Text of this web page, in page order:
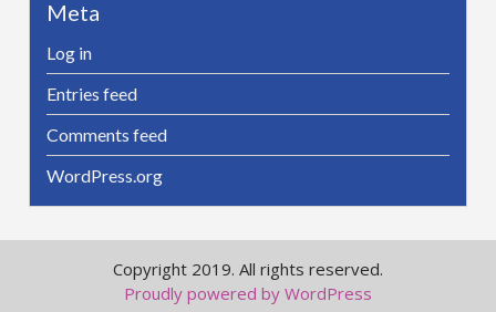
Meta
Log in
Entries feed
Comments feed
WordPress.org
Copyright 2019. All rights reserved.
Proudly powered by WordPress